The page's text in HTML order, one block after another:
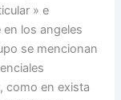
» e
los angeles
se mencionan
como en exista